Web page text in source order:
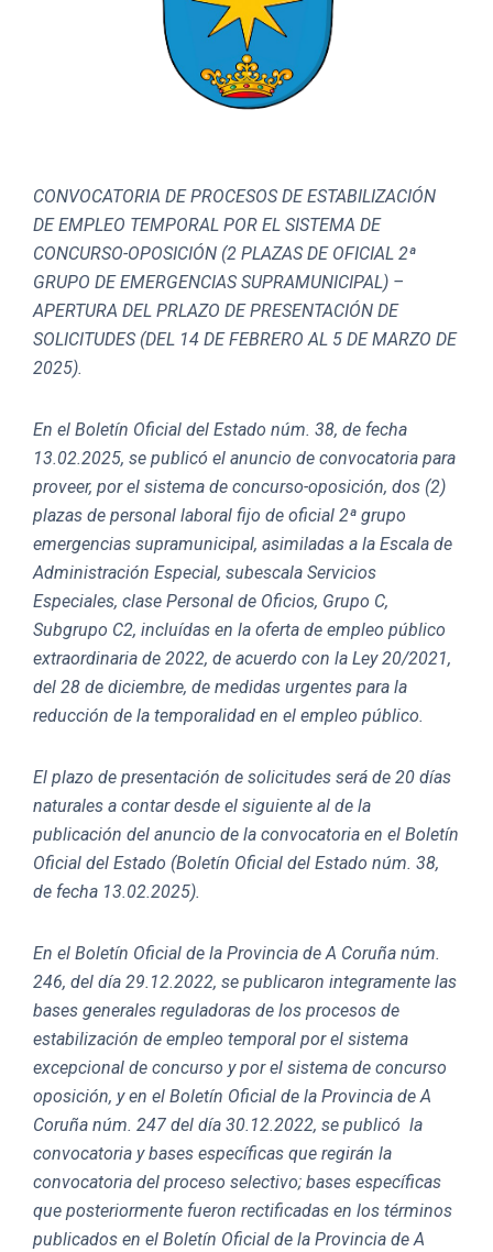
CONVOCATORIA DE PROCESOS DE ESTABILIZACIÓN
DE EMPLEO TEMPORAL POR EL SISTEMA DE
CONCURSO-OPOSICIÓN (2 PLAZAS DE OFICIAL 2ª
GRUPO DE EMERGENCIAS SUPRAMUNICIPAL) –
APERTURA DEL PRLAZO DE PRESENTACIÓN DE
SOLICITUDES (DEL 14 DE FEBRERO AL 5 DE MARZO DE
2025).
En el Boletín Oficial del Estado núm. 38, de fecha
13.02.2025, se publicó el anuncio de convocatoria para
proveer, por el sistema de concurso-oposición, dos (2)
plazas de personal laboral fijo de oficial 2ª grupo
emergencias supramunicipal, asimiladas a la Escala de
Administración Especial, subescala Servicios
Especiales, clase Personal de Oficios, Grupo C,
Subgrupo C2, incluídas en la oferta de empleo público
extraordinaria de 2022, de acuerdo con la Ley 20/2021,
del 28 de diciembre, de medidas urgentes para la
reducción de la temporalidad en el empleo público.
El plazo de presentación de solicitudes será de 20 días
naturales a contar desde el siguiente al de la
publicación del anuncio de la convocatoria en el Boletín
Oficial del Estado (Boletín Oficial del Estado núm. 38,
de fecha 13.02.2025).
En el Boletín Oficial de la Provincia de A Coruña núm.
246, del día 29.12.2022, se publicaron integramente las
bases generales reguladoras de los procesos de
estabilización de empleo temporal por el sistema
excepcional de concurso y por el sistema de concurso
oposición, y en el Boletín Oficial de la Provincia de A
Coruña núm. 247 del día 30.12.2022, se publicó la
convocatoria y bases específicas que regirán la
convocatoria del proceso selectivo; bases específicas
que posteriormente fueron rectificadas en los términos
publicados en el Boletín Oficial de la Provincia de A